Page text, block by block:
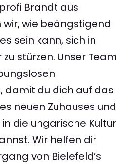
Brandt aus
wir, wie beängstigend
sein kann, sich in
stürzen. Unser Team
damit du dich auf das
neuen Zuhauses und
die ungarische Kultur
Wir helfen dir
von Bielefeld’s